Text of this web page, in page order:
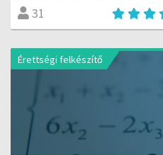
31
Érettségi felkészítő